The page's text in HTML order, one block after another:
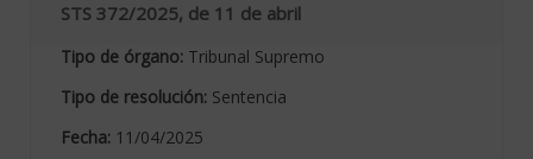
STS 372/2025, de 11 de abril
Tipo de órgano: Tribunal Supremo
Tipo de resolución: Sentencia
Fecha: 11/04/2025